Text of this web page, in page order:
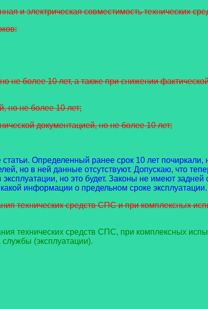
и электрическая совместимость технических
не более 10 лет, а также при снижении
но не более 10 лет;
документацией, но не более 10 лет;
Определенный ранее срок 10 лет
но в ней данные отсутствуют. Допускаю, что
но это будет. Законы не имеют задней
информации о предельном сроке
технических средств СПС и при комплексных
технических средств СПС, при комплексных
(эксплуатации).